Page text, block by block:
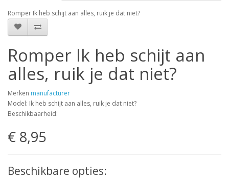
Romper Ik heb schijt aan alles, ruik je dat niet?
Romper Ik heb schijt aan
alles, ruik je dat niet?
Merken manufacturer
Model: Ik heb schijt aan alles, ruik je dat niet?
Beschikbaarheid:
€ 8,95
Beschikbare opties: